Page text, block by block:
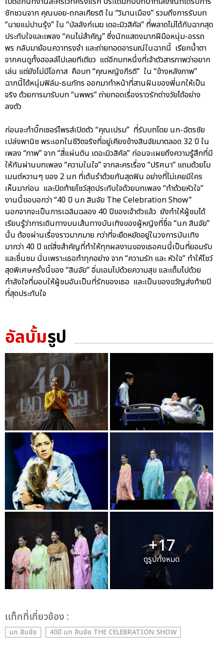
ชักชวนจาก คุณบอย-ถกลเกียรติ ใน “วิมานเมือง” รวมถึงการรับบท
“นายแม่ปานรุ้ง” ใน “บัลลังก์เมฆ เดอะมิวสิคัล” ที่พลาดไม่ได้กับฉากสุด
ประทับใจและเพลง “คนไม่สำคัญ” ซึ่งนักแสดงมากฝีมือหนุ่ม-อรรถ
พร กลับมาย้อนควาทรงจำ และถ่ายทอดอารมณ์ในฉากนี้ เรียกน้ำตา
จากคนดูทั้งฮอลล์ไปเลยทีเดียว แต่อีกบทหนึ่งที่เจ้าตัวสารภาพว่าอยาก
เล่น แต่ยังไม่มีโอกาส คือบท “คุณหญิงกีรติ” ใน “ข้างหลังภาพ”
ฉากนี้ได้หนุ่มฟิล์ม-ธนภัทร ออกมาทำหน้าที่สานฝันของพี่นกให้เป็น
จริง ด้วยการมารับบท “นพพร” ถ่ายทอดเรื่องราวรักต่างวัยได้อย่าง
ลงตัว
ก่อนจะทำบิ๊กเซอร์ไพรส์เปิดตัว “คุณเปรม” ที่รับบทโดย นก-ฉัตรชัย
เปล่งพานิช พระเอกในชีวิตจริงที่อยู่เคียงข้างสินจัยมาตลอด 32 ปี ใน
เพลง “ภาพ” จาก “สี่แผ่นดิน เดอะมิวสิคัล” ก่อนจะเผยถึงความรู้สึกที่มี
ให้กันผ่านบทเพลง “ความในใจ” จากละครเรื่อง “ปริศนา” แถมด้วยโม
เมนต์หวานๆ ของ 2 นก ที่เต้นรำด้วยกันสุดฟิน อย่างที่ไม่เคยมีใคร
เห็นมาก่อน และปิดท้ายโชว์สุดประทับใจด้วยบทเพลง “ทำด้วยหัวใจ”
งานนี้ขอบอกว่า “40 ปี นก สินจัย The Celebration Show”
นอกจากจะเป็นการเฉลิมฉลอง 40 ปีของเจ้าตัวแล้ว ยังทำให้ผู้ชมได้
เรียนรู้ว่าการเดินทางบนเส้นทางบันเทิงของผู้หญิงที่ชื่อ “นก สินจัย”
นั้น ต้องผ่านเรื่องราวมากมาย กว่าที่จะยืดหยัดอยู่ในวงการบันเทิง
มากว่า 40 ปี แต่สิ่งสำคัญที่ทำให้ทุกผลงานของเธอคนนี้เป็นที่ยอมรับ
และชื่นชม นั่นเพราะเธอทำทุกอย่าง จาก “ความรัก และ หัวใจ” ทำให้โชว์
สุดพิเศษครั้งนี้ของ “สินจัย” อิ่มเอมไปด้วยความสุข และเต็มไปด้วย
กำลังใจที่มอบให้ผู้ชมอันเป็นที่รักของเธอ และเป็นของขวัญส่งท้ายปี
ที่สุดประทับใจ
อัลบั้มรูป
+17
ดูรูปทั้งหมด
เเท็กที่เกี่ยวข้อง :
นก สินจัย 40ปี นก สินจัย THE CELEBRATION SHOW